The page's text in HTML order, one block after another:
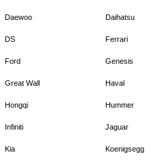
Daewoo Daihatsu
DS Ferrari
Ford Genesis
Great Wall Haval
Hongqi Hummer
Infiniti Jaguar
Kia Koenigsegg